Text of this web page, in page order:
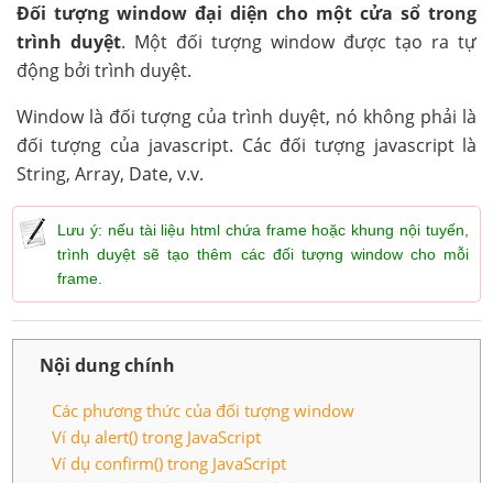
Đối tượng window đại diện cho một cửa sổ trong
trình duyệt. Một đối tượng window được tạo ra tự
động bởi trình duyệt.
Window là đối tượng của trình duyệt, nó không phải là
đối tượng của javascript. Các đối tượng javascript là
String, Array, Date, v.v.
Lưu ý: nếu tài liệu html chứa frame hoặc khung nội tuyến,
trình duyệt sẽ tạo thêm các đối tượng window cho mỗi
frame.
Nội dung chính
Các phương thức của đối tượng window
Ví dụ alert() trong JavaScript
Ví dụ confirm() trong JavaScript